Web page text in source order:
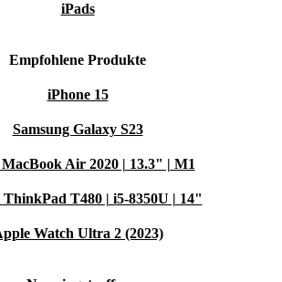
iPads
Empfohlene Produkte
iPhone 15
Samsung Galaxy S23
Air 2020 | 13.3" | M1
ThinkPad T480 | i5-8350U | 14"
Watch Ultra 2 (2023)